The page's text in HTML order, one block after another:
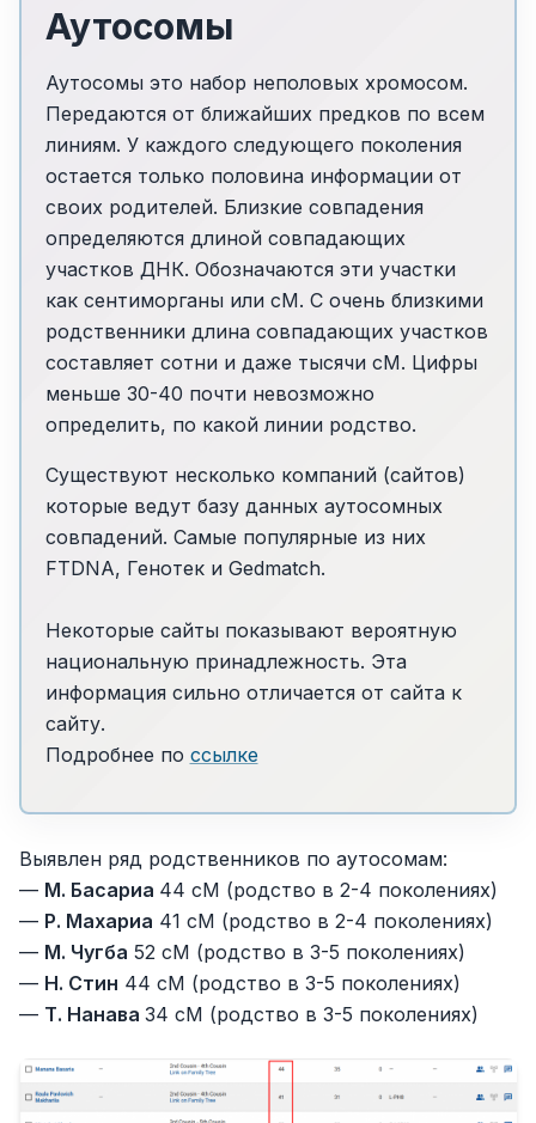
Аутосомы
Аутосомы это набор неполовых хромосом.
Передаются от ближайших предков по всем
линиям. У каждого следующего поколения
остается только половина информации от
своих родителей. Близкие совпадения
определяются длиной совпадающих
участков ДНК. Обозначаются эти участки
как сентиморганы или сМ. С очень близкими
родственники длина совпадающих участков
составляет сотни и даже тысячи cM. Цифры
меньше 30-40 почти невозможно
определить, по какой линии родство.
Существуют несколько компаний (сайтов)
которые ведут базу данных аутосомных
совпадений. Самые популярные из них
FTDNA, Генотек и Gedmatch.
Некоторые сайты показывают вероятную
национальную принадлежность. Эта
информация сильно отличается от сайта к
сайту.
Подробнее по ссылке
Выявлен ряд родственников по аутосомам:
— М. Басариа 44 cM (родство в 2-4 поколениях)
— Р. Махариа 41 cM (родство в 2-4 поколениях)
— М. Чугба 52 cM (родство в 3-5 поколениях)
— Н. Стин 44 cM (родство в 3-5 поколениях)
— Т. Нанава 34 cM (родство в 3-5 поколениях)